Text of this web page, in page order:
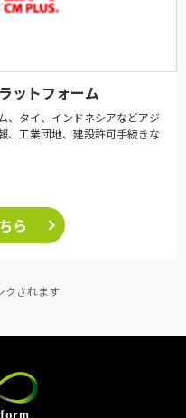
ットフォーム
、タイ、インドネシアなどアジ
、工業団地、建設許可手続きな
ら
クされます